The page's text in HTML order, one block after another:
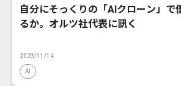
自分にそっくりの「AIクローン」で
るか。オルツ社代表に訊く
2023/11/14
AI